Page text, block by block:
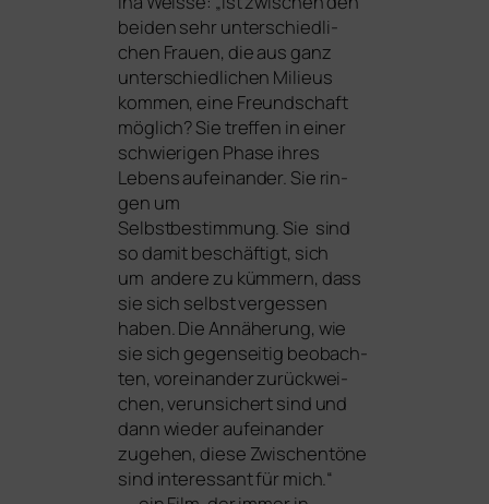
bei­den sehr unter­schied­li­
chen Frauen, die aus ganz
unter­schied­li­chen Milieus
kom­men, eine Freundschaft
mög­lich? Sie tref­fen in einer
schwie­ri­gen Phase ihres
Lebens auf­ein­an­der. Sie rin­
gen um
Selbstbestimmung. Sie sind
so damit beschäf­tigt, sich
um ande­re zu küm­mern, dass
sie sich selbst ver­ges­sen
haben. Die Annäherung, wie
sie sich gegen­sei­tig beob­ach­
ten, vor­ein­an­der zurück­wei­
chen, ver­un­si­chert sind und
dann wie­der auf­ein­an­der
zuge­hen, die­se Zwischentöne
sind inter­es­sant für mich.“